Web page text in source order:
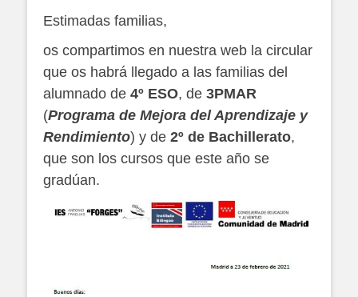
Estimadas familias,
os compartimos en nuestra web la circular
que os habrá llegado a las familias del
alumnado de 4º ESO, de 3PMAR
(Programa de Mejora del Aprendizaje y
Rendimiento) y de 2º de Bachillerato,
que son los cursos que este año se
gradúan.